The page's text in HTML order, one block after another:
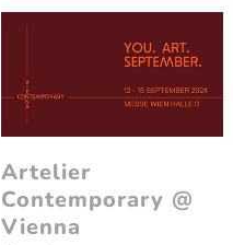
Artelier
Contemporary @
Vienna